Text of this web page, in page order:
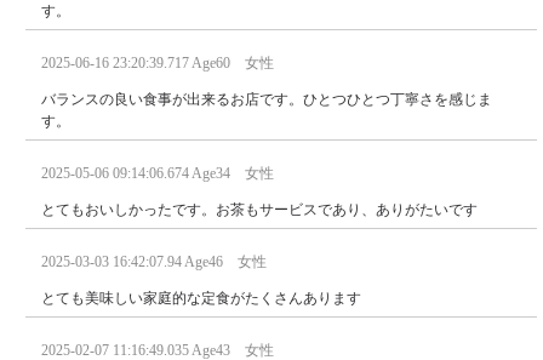
す。
2025-06-16 23:20:39.717 Age60 女性
バランスの良い食事が出来るお店です。ひとつひとつ丁寧さを感じま
す。
2025-05-06 09:14:06.674 Age34 女性
とてもおいしかったです。お茶もサービスであり、ありがたいです
2025-03-03 16:42:07.94 Age46 女性
とても美味しい家庭的な定食がたくさんあります
2025-02-07 11:16:49.035 Age43 女性